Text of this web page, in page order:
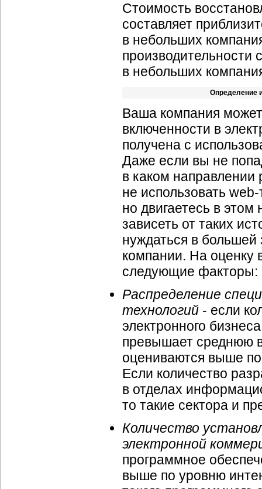
Стоимость
составляет
в небольших
производительности
в небольших
Определение
Ваша компания
включенности в
получена с
Даже если вы не
в каком
не использовать
но двигаетесь в
зависеть от таких
нуждаться в большей
компании. На оценку
следующие факторы:
Распределение
технологий - если
электронного
превышает среднюю
оцениваются выше по
Если количество
в отделах
то такие сектора и
Количество
электронной
программное
выше по уровню